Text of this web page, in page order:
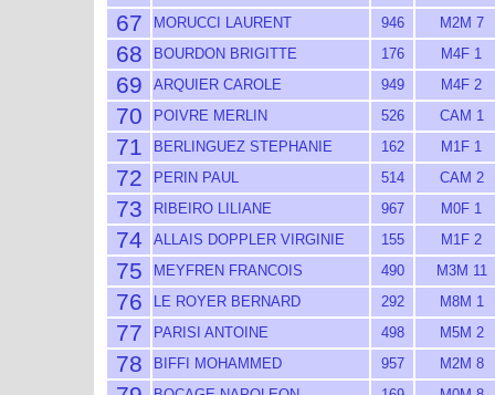
67
MORUCCI LAURENT 946 M2M 7
68 BOURDON BRIGITTE 176 M4F 1
69 ARQUIER CAROLE 949 M4F 2
70 POIVRE MERLIN 526 CAM 1
71 BERLINGUEZ STEPHANIE 162 M1F 1
72 PERIN PAUL 514 CAM 2
73 RIBEIRO LILIANE 967 M0F 1
74 ALLAIS DOPPLER VIRGINIE 155 M1F 2
75 MEYFREN FRANCOIS 490 M3M 11
76 LE ROYER BERNARD 292 M8M 1
77 PARISI ANTOINE 498 M5M 2
78 BIFFI MOHAMMED 957 M2M 8